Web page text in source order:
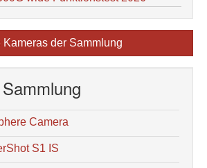
Kameras der Sammlung
Camera
S1 IS